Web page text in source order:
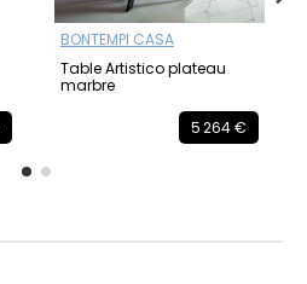
BONTEMPI CASA
Table Artistico plateau
marbre
5 264 €